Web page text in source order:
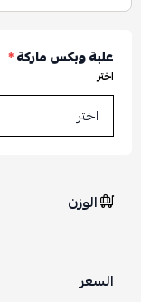
علبة وبكس ماركة*
اختر
الوزن
السعر